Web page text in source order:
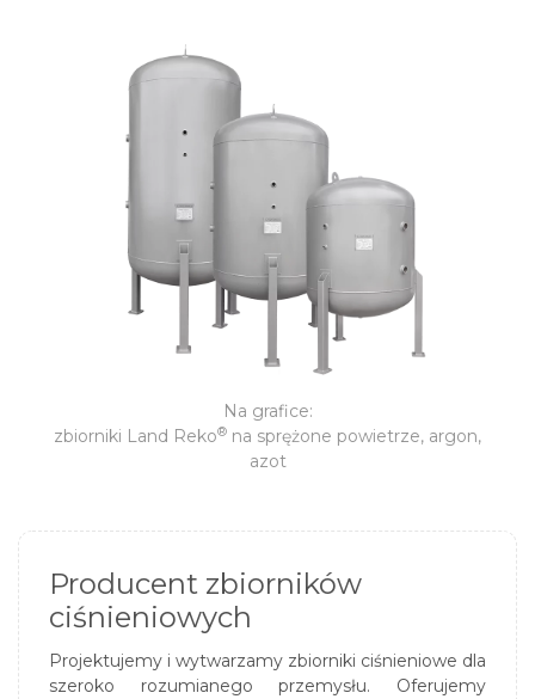
Na grafice:
zbiorniki Land Reko® na sprężone powietrze, argon,
azot
Producent zbiorników
ciśnieniowych
Projektujemy i wytwarzamy zbiorniki ciśnieniowe dla
szeroko rozumianego przemysłu. Oferujemy